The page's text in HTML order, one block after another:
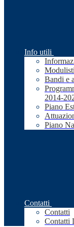
Info utili
Bandi e
2014-
Piano
Piano
Contatti
Contatti
Contatti